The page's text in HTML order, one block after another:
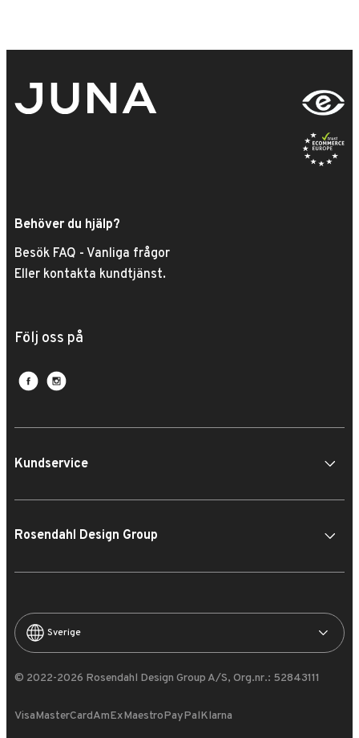
Behöver du hjälp?
Besök FAQ - Vanliga frågor
Eller kontakta kundtjänst.
Följ oss på
Kundservice
Rosendahl Design Group
© 2022-2026 Rosendahl Design Group A/S, Org.nr.: 52843111
VisaMasterCardAmExMaestroPayPalKlarna
Sverige